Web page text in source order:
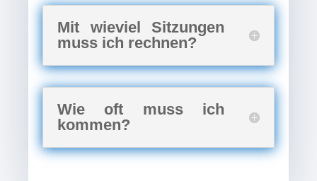
Mit wieviel Sitzungen
muss ich rechnen?
Wie oft muss ich
kommen?